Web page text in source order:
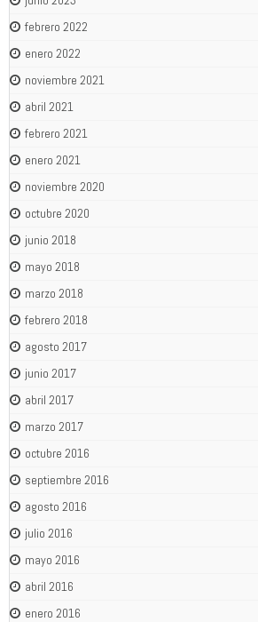
febrero 2022
enero 2022
noviembre 2021
abril 2021
febrero 2021
enero 2021
noviembre 2020
octubre 2020
junio 2018
mayo 2018
marzo 2018
febrero 2018
agosto 2017
junio 2017
abril 2017
marzo 2017
octubre 2016
septiembre 2016
agosto 2016
julio 2016
mayo 2016
abril 2016
enero 2016